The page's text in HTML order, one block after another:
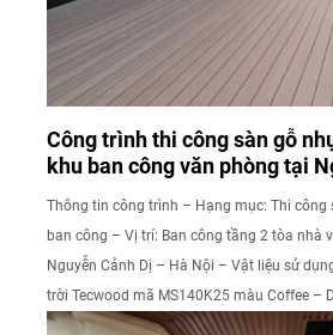
Công trình thi công sàn gỗ
khu ban công văn phòng tại
Thông tin công trình – Hạng mục: Thi công
ban công – Vị trí: Ban công tầng 2 tòa nhà
Nguyễn Cảnh Dị – Hà Nội – Vật liệu sử
trời Tecwood mã MS140K25 màu Coffee –